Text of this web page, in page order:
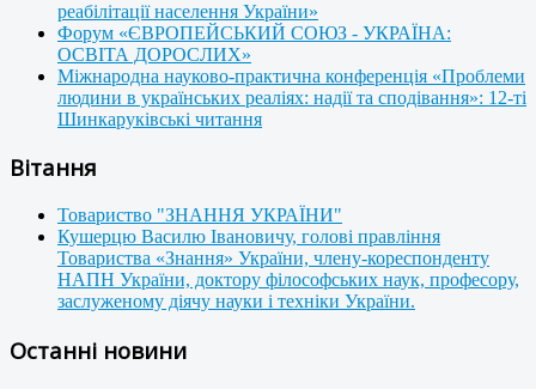
реабілітації населення України»
Форум «ЄВРОПЕЙСЬКИЙ СОЮЗ - УКРАЇНА:
ОСВІТА ДОРОСЛИХ»
Міжнародна науково-практична конференція «Проблеми
людини в українських реаліях: надії та сподівання»: 12-ті
Шинкаруківські читання
Вітання
Товариство "ЗНАННЯ УКРАЇНИ"
Кушерцю Василю Івановичу, голові правління
Товариства «Знання» України, члену-кореспонденту
НАПН України, доктору філософських наук, професору,
заслуженому діячу науки і техніки України.
Останні новини